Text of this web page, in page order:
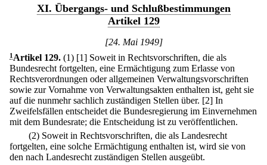
XI. Übergangs- und Schlußbestimmungen
Artikel 129
[24. Mai 1949]
1 Artikel 129. (1) [1] Soweit in Rechtsvorschriften, die als
Bundesrecht fortgelten, eine Ermächtigung zum Erlasse von
Rechtsverordnungen oder allgemeinen Verwaltungsvorschriften
sowie zur Vornahme von Verwaltungsakten enthalten ist, geht sie
auf die nunmehr sachlich zuständigen Stellen über. [2] In
Zweifelsfällen entscheidet die Bundesregierung im Einvernehmen
mit dem Bundesrate; die Entscheidung ist zu veröffentlichen.
(2) Soweit in Rechtsvorschriften, die als Landesrecht
fortgelten, eine solche Ermächtigung enthalten ist, wird sie von
den nach Landesrecht zuständigen Stellen ausgeübt.